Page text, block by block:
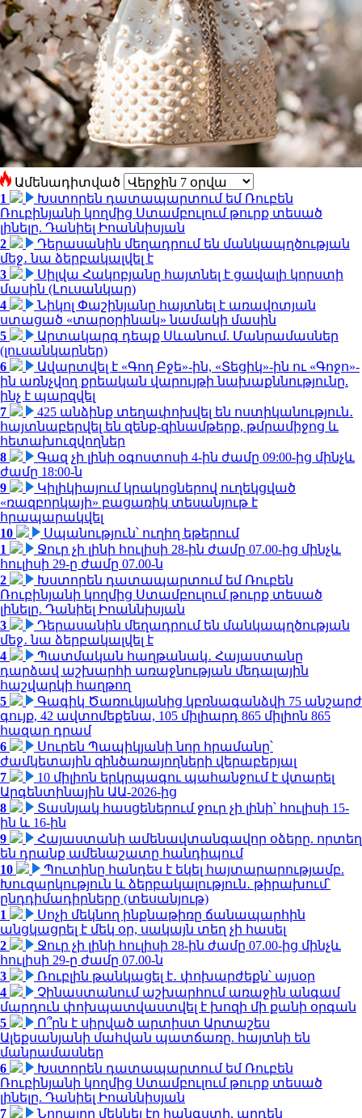
Ամենադիտված
1
Խստորեն դատապարտում եմ Ռուբեն
Ռուբինյանի կողմից Ստամբուլում թուրք տեսած
լինելը. Դանիել Իոաննիսյան
2
Դերասանին մեղադրում են մանկապղծության
մեջ․ նա ձերբակալվել է
3
Սիլվա Հակոբյանը հայտնել է ցավալի կորստի
մասին (Լուսանկար)
4
Նիկոլ Փաշինյանը հայտնել է առավոտյան
ստացած «տարօրինակ» նամակի մասին
5
Արտակարգ դեպք Սևանում. Մանրամասներ
(լուսանկարներ)
6
Ավարտվել է «Գող Բջե»-ին, «Տեցիկ»-ին ու «Գոջո»-
ին առնչվող քրեական վարույթի նախաքննությունը.
ինչ է պարզվել
7
425 անձինք տեղափոխվել են ոստիկանություն․
հայտնաբերվել են զենք-զինամթերք, թմրամիջոց և
հետախուզվողներ
8
Գազ չի լինի օգոստոսի 4-ին ժամը 09:00-ից մինչև
ժամը 18:00-ն
9
Կիլիկիայում կրակոցներով ուղեկցված
«ռազբորկայի» բացառիկ տեսանյութ է
հրապարակվել
10
Սպանություն՝ ուղիղ եթերում
1
Ջուր չի լինի հուլիսի 28-ին ժամը 07.00-ից մինչև
հուլիսի 29-ը ժամը 07.00-ն
2
Խստորեն դատապարտում եմ Ռուբեն
Ռուբինյանի կողմից Ստամբուլում թուրք տեսած
լինելը. Դանիել Իոաննիսյան
3
Դերասանին մեղադրում են մանկապղծության
մեջ․ նա ձերբակալվել է
4
Պատմական հաղթանակ․ Հայաստանը
դարձավ աշխարհի առաջնության մեդալային
հաշվարկի հաղթող
5
Գագիկ Ծառուկյանից կբռնագանձվի 75 անշարժ
գույք, 42 ավտոմեքենա, 105 միլիարդ 865 միլիոն 865
հազար դրամ
6
Սուրեն Պապիկյանի նոր հրամանը՝
ժամկետային զինծառայողների վերաբերյալ
7
10 միլիոն երկրպագու պահանջում է վտարել
Արգենտինային ԱԱ-2026-ից
8
Տասնյակ հասցեներում ջուր չի լինի՝ հուլիսի 15-
ին և 16-ին
9
Հայաստանի ամենավտանգավոր օձերը. որտեղ
են դրանք ամենաշատը հանդիպում
10
Պուտինը հանդես է եկել հայտարարությամբ.
Խուզարկություն և ձերբակալություն․ թիրախում՝
ընդդիմադիրները (տեսանյութ)
1
Սոչի մեկնող ինքնաթիռը ճանապարհին
անցկացրել է մեկ օր, սակայն տեղ չի հասել
2
Ջուր չի լինի հուլիսի 28-ին ժամը 07.00-ից մինչև
հուլիսի 29-ը ժամը 07.00-ն
3
Ռուբլին թանկացել է․ փոխարժեքն՝ այսօր
4
Չինաստանում աշխարհում առաջին անգամ
մարդուն փոխպատվաստվել է խոզի մի քանի օրգան
5
Ո՞րն է սիրված արտիստ Արտաշես
Ալեքսանյանի մահվան պատճառը. հայտնի են
մանրամասներ
6
Խստորեն դատապարտում եմ Ռուբեն
Ռուբինյանի կողմից Ստամբուլում թուրք տեսած
լինելը. Դանիել Իոաննիսյան
7
Նորայրը մեկնել էր հանգստի, արդեն